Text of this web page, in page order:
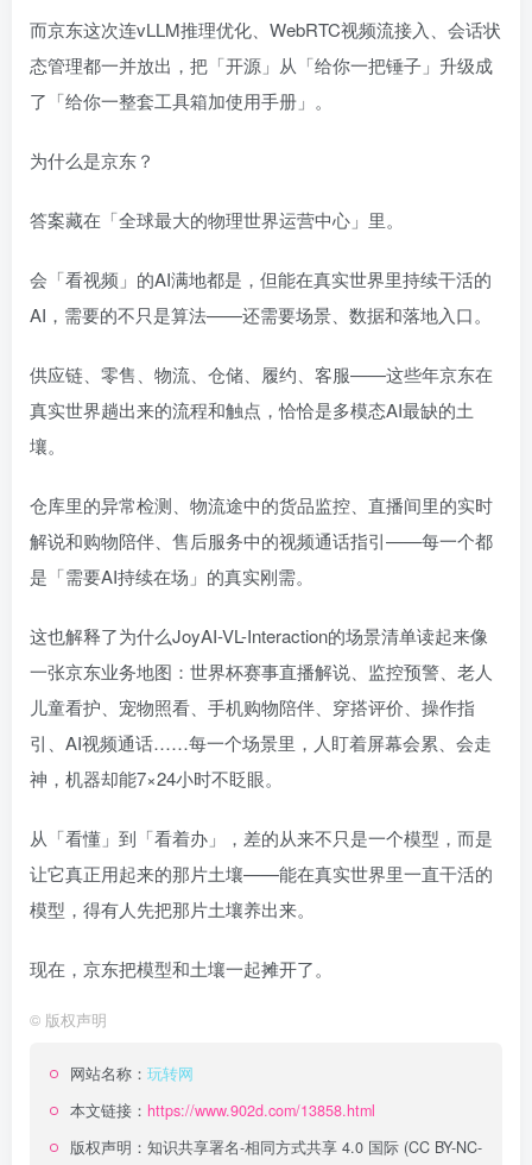
而京东这次连vLLM推理优化、WebRTC视频流接入、会话状
态管理都一并放出，把「开源」从「给你一把锤子」升级成
了「给你一整套工具箱加使用手册」。
为什么是京东？
答案藏在「全球最大的物理世界运营中心」里。
会「看视频」的AI满地都是，但能在真实世界里持续干活的
AI，需要的不只是算法——还需要场景、数据和落地入口。
供应链、零售、物流、仓储、履约、客服——这些年京东在
真实世界趟出来的流程和触点，恰恰是多模态AI最缺的土
壤。
仓库里的异常检测、物流途中的货品监控、直播间里的实时
解说和购物陪伴、售后服务中的视频通话指引——每一个都
是「需要AI持续在场」的真实刚需。
这也解释了为什么JoyAI-VL-Interaction的场景清单读起来像
一张京东业务地图：世界杯赛事直播解说、监控预警、老人
儿童看护、宠物照看、手机购物陪伴、穿搭评价、操作指
引、AI视频通话……每一个场景里，人盯着屏幕会累、会走
神，机器却能7×24小时不眨眼。
从「看懂」到「看着办」，差的从来不只是一个模型，而是
让它真正用起来的那片土壤——能在真实世界里一直干活的
模型，得有人先把那片土壤养出来。
现在，京东把模型和土壤一起摊开了。
© 版权声明
网站名称： 玩转网
本文链接： https://www.902d.com/13858.html
版权声明： 知识共享署名-相同方式共享 4.0 国际 (CC BY-NC-